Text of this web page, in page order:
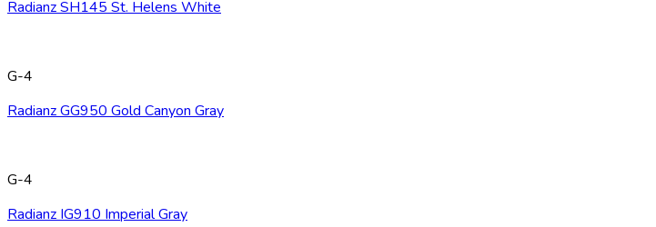
Radianz SH145 St. Helens White
G-4
Radianz GG950 Gold Canyon Gray
G-4
Radianz IG910 Imperial Gray